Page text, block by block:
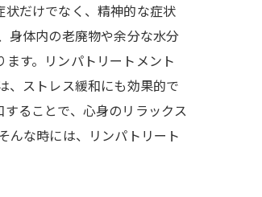
だけでなく、精神的な症状
身体内の老廃物や余分な水分
す。リンパトリートメント
、ストレス緩和にも効果的で
ることで、心身のリラックス
んな時には、リンパトリート